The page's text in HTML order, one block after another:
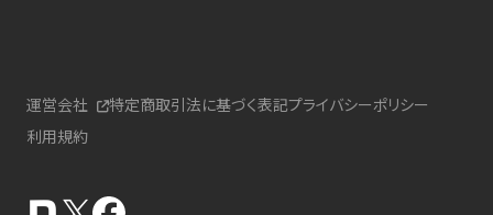
運営会社 特定商取引法に基づく表記プライバシーポリシー
利用規約